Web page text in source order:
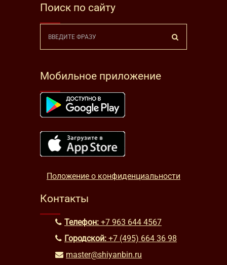
Поиск по сайту
Мобильное приложение
Положение о конфиденциальности
Контакты
Телефон: +7 963 644 4567
Городской: +7 (495) 664 36 98
master@shiyanbin.ru